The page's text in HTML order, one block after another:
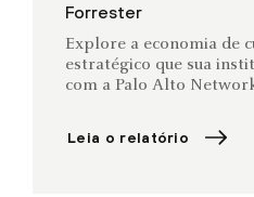
Forrester
Explore a economia de
estratégico que sua
com a Palo Alto
Leia o relatório